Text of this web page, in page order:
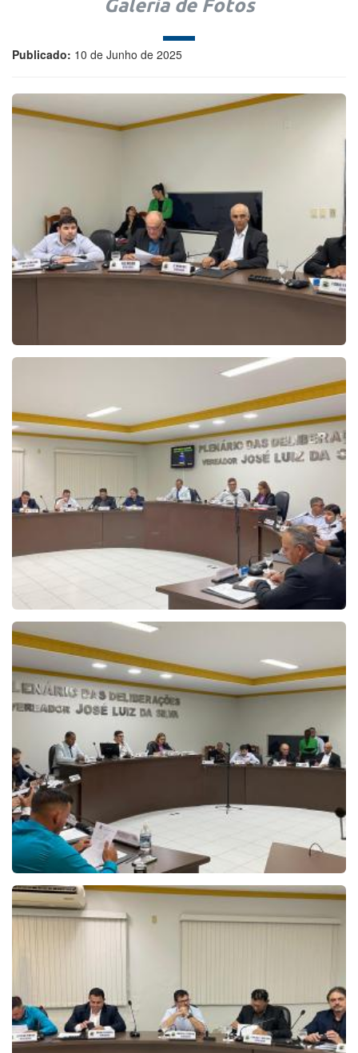
Galeria de Fotos
Publicado: 10 de Junho de 2025